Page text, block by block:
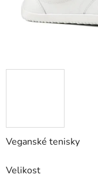
Veganské tenisky
Velikost